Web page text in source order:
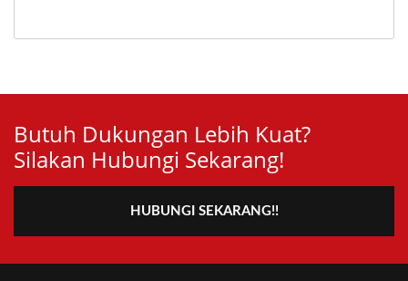
Butuh Dukungan Lebih Kuat?
Silakan Hubungi Sekarang!
HUBUNGI SEKARANG!!